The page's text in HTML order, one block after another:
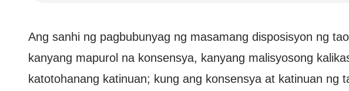
Ang sanhi ng pagbubunyag ng masamang disposisyon ng
kanyang mapurol na konsensya, kanyang malisyosong
katotohanang katinuan; kung ang konsensya at katinuan ng